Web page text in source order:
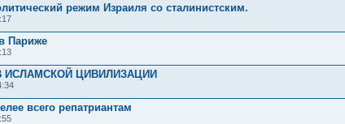
режим Израиля со сталинистским.
Париже
ИСЛАМСКОЙ ЦИВИЛИЗАЦИИ
всего репатриантам